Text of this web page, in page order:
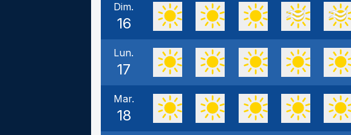
Dim.
16
Lun.
17
Mar.
18